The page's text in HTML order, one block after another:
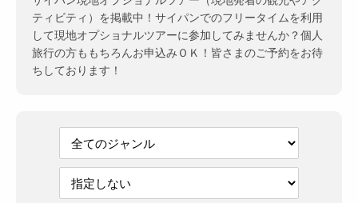
ティビティ）を掲載中！サイパンでのフリータイムを利用
して現地オプショナルツアーに参加してみませんか？個人
旅行の方ももちろんお申込みＯＫ！皆さまのご予約をお待
ちしております！